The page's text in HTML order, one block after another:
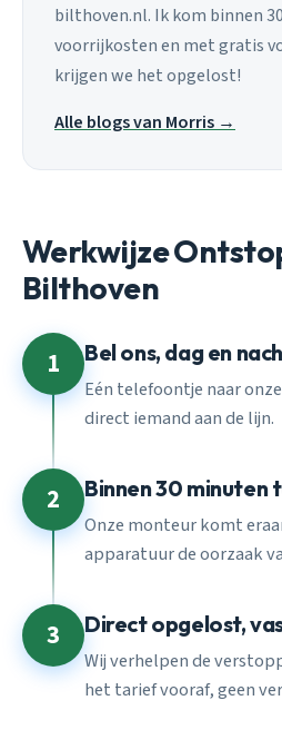
bilthoven.nl. Ik kom binnen
voorrijkosten en met gratis
krijgen we het opgelost!
Alle blogs van Morris →
Werkwijze
Bilthoven
1 Bel ons, dag en
Eén telefoontje naar
direct iemand aan de lijn.
2 Binnen 30 minuten
Onze monteur komt
apparatuur de oorzaak
3 Direct opgelost,
Wij verhelpen de
het tarief vooraf, geen